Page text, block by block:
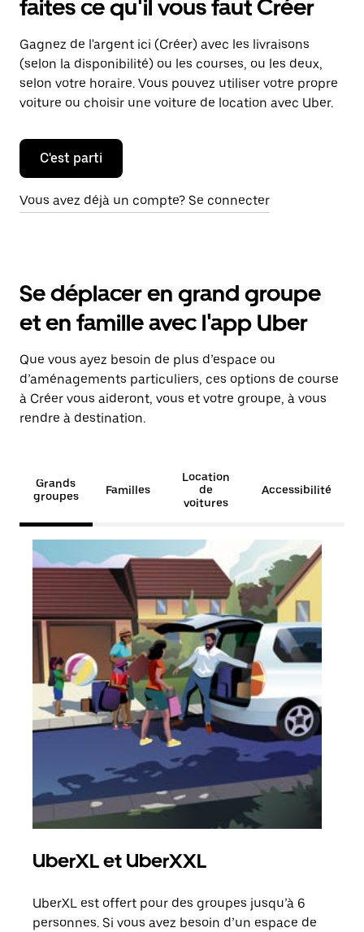
faites ce qu'il vous faut Créer
Gagnez de l'argent ici (Créer) avec les livraisons
(selon la disponibilité) ou les courses, ou les deux,
selon votre horaire. Vous pouvez utiliser votre propre
voiture ou choisir une voiture de location avec Uber.
C'est parti
Vous avez déjà un compte? Se connecter
Se déplacer en grand groupe
et en famille avec l'app Uber
Que vous ayez besoin de plus d’espace ou
d’aménagements particuliers, ces options de course
à Créer vous aideront, vous et votre groupe, à vous
rendre à destination.
Grands
groupes
Familles
Location
de
voitures
Accessibilité
UberXL et UberXXL
UberXL est offert pour des groupes jusqu’à 6
personnes. Si vous avez besoin d’un espace de